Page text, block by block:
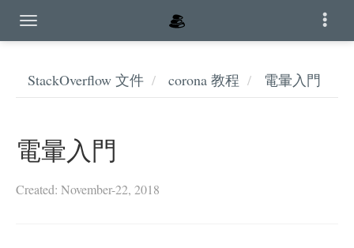
StackOverflow 文件 corona 教程 電暈入門
電暈入門
Created: November-22, 2018